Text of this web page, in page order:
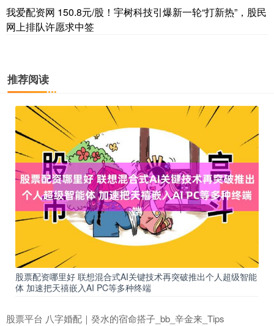
我爱配资网 150.8元/股！宇树科技引爆新一轮“打新热”，股民
网上排队许愿求中签
推荐阅读
股票配资哪里好 联想混合式AI关键技术再突破推出个人超级智能
体 加速把天禧嵌入AI PC等多种终端
股票平台 八字婚配｜癸水的宿命搭子_bb_辛金来_Tips